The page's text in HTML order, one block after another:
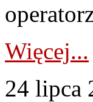
Więcej...
24 lipca